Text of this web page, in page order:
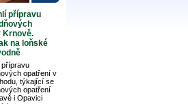
přípravu
Krnově.
na loňské
opatření v
týkající se
opatření
i Opavici